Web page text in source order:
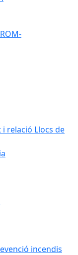
relació Llocs de
incendis